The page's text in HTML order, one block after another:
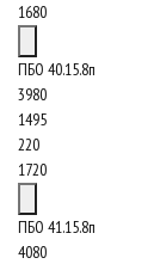
1680
ПБО 40.15.8п
3980
1495
220
1720
ПБО 41.15.8п
4080